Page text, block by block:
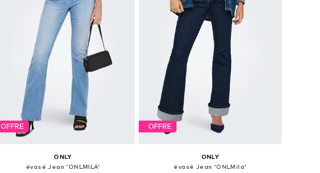
OFFRE
ONLY
évasé Jean 'ONLMILA'
OFFRE
ONLY
évasé Jean 'ONLMila'